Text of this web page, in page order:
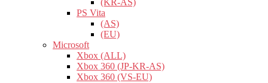
(KR-AS)
PS Vita
(AS)
(EU)
Microsoft
Xbox (ALL)
Xbox 360 (JP-KR-AS)
Xbox 360 (VS-EU)